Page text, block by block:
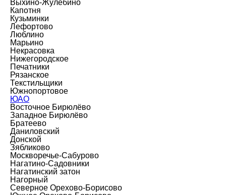
Выхино-Жулебино
Капотня
Кузьминки
Лефортово
Люблино
Марьино
Некрасовка
Нижегородское
Печатники
Рязанское
Текстильщики
Южнопортовое
ЮАО
Восточное Бирюлёво
Западное Бирюлёво
Братеево
Даниловский
Донской
Зябликово
Москворечье-Сабурово
Нагатино-Садовники
Нагатинский затон
Нагорный
Северное Орехово-Борисово